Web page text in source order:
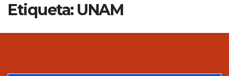
Etiqueta: UNAM